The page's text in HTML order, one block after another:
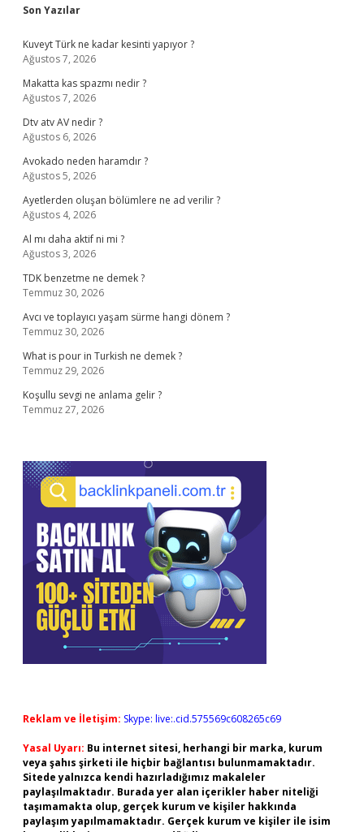
Sidebar
Son Yazılar
Kuveyt Türk ne kadar kesinti yapıyor ?
Ağustos 7, 2026
Makatta kas spazmı nedir ?
Ağustos 7, 2026
Dtv atv AV nedir ?
Ağustos 6, 2026
Avokado neden haramdır ?
Ağustos 5, 2026
Ayetlerden oluşan bölümlere ne ad verilir ?
Ağustos 4, 2026
Al mı daha aktif ni mi ?
Ağustos 3, 2026
TDK benzetme ne demek ?
Temmuz 30, 2026
Avcı ve toplayıcı yaşam sürme hangi dönem ?
Temmuz 30, 2026
What is pour in Turkish ne demek ?
Temmuz 29, 2026
Koşullu sevgi ne anlama gelir ?
Temmuz 27, 2026
Reklam ve İletişim: Skype: live:.cid.575569c608265c69
Yasal Uyarı: Bu internet sitesi, herhangi bir marka, kurum
veya şahıs şirketi ile hiçbir bağlantısı bulunmamaktadır.
Sitede yalnızca kendi hazırladığımız makaleler
paylaşılmaktadır. Burada yer alan içerikler haber niteliği
taşımamakta olup, gerçek kurum ve kişiler hakkında
paylaşım yapılmamaktadır. Gerçek kurum ve kişiler ile isim